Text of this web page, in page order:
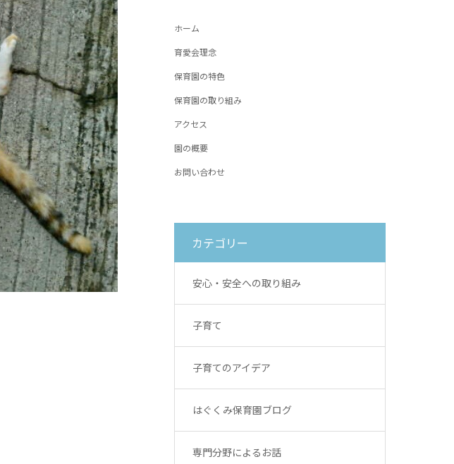
ホーム
育愛会理念
保育園の特色
保育園の取り組み
アクセス
園の概要
お問い合わせ
カテゴリー
安心・安全への取り組み
子育て
子育てのアイデア
はぐくみ保育園ブログ
専門分野によるお話